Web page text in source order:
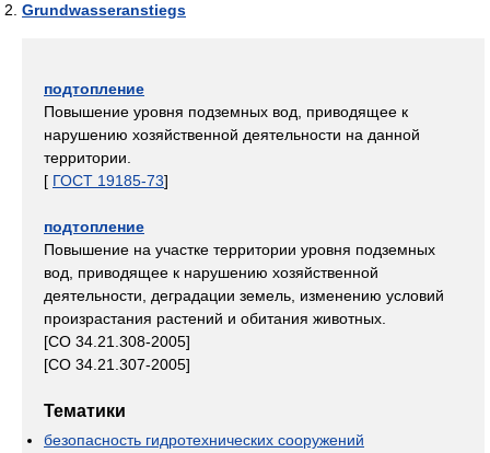
Grundwasseranstiegs
подтопление
Повышение уровня подземных вод, приводящее к
нарушению хозяйственной деятельности на данной
территории.
[ ГОСТ 19185-73]
подтопление
Повышение на участке территории уровня подземных
вод, приводящее к нарушению хозяйственной
деятельности, деградации земель, изменению условий
произрастания растений и обитания животных.
[СО 34.21.308-2005]
[СО 34.21.307-2005]
Тематики
безопасность гидротехнических сооружений